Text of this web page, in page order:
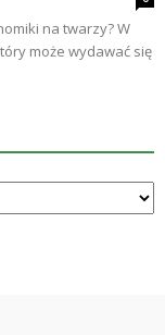
na twarzy? W
może wydawać się